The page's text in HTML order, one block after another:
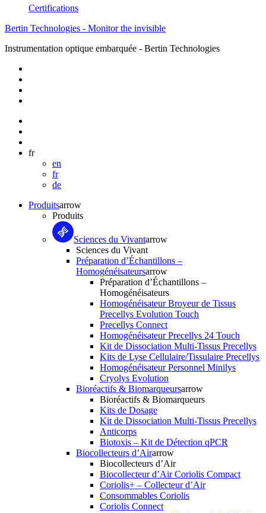
Certifications
Bertin Technologies - Monitor the invisible
Instrumentation optique embarquée - Bertin Technologies
fr
en
fr
de
Produitsarrow
Produits
Sciences du Vivantarrow
Sciences du Vivant
Préparation d’Échantillons –
Homogénéisateursarrow
Préparation d’Échantillons –
Homogénéisateurs
Homogénéisateur Broyeur de Tissus
Precellys Evolution Touch
Precellys Connect
Homogénéisateur Precellys 24 Touch
Kit de Dissociation Multi-Tissus Precellys
Kits de Lyse Cellulaire/Tissulaire Precellys
Homogénéisateur Personnel Minilys
Cryolys Evolution
Bioréactifs & Biomarqueursarrow
Bioréactifs & Biomarqueurs
Kits de Dosage
Kit de Dissociation Multi-Tissus Precellys
Anticorps
Biotoxis – Kit de Détection qPCR
Biocollecteurs d’Airarrow
Biocollecteurs d’Air
Biocollecteur d’Air Coriolis Compact
Coriolis+ – Collecteur d’Air
Consommables Coriolis
Coriolis Connect